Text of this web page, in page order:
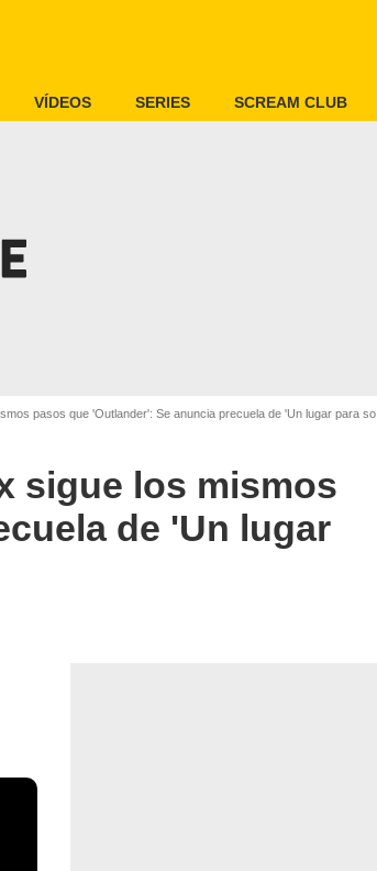
VÍDEOS SERIES SCREAM CLUB
pasos que 'Outlander': Se anuncia precuela de 'Un lugar para soñar'
sigue los mismos
de 'Un lugar